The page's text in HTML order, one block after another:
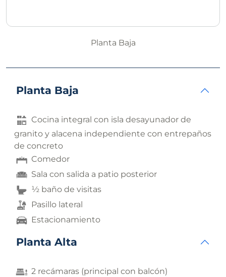
Planta Baja
Planta Baja
Cocina integral con isla desayunador de
granito y alacena independiente con entrepaños
de concreto
Comedor
Sala con salida a patio posterior
½ baño de visitas
Pasillo lateral
Estacionamiento
Planta Alta
2 recámaras (principal con balcón)